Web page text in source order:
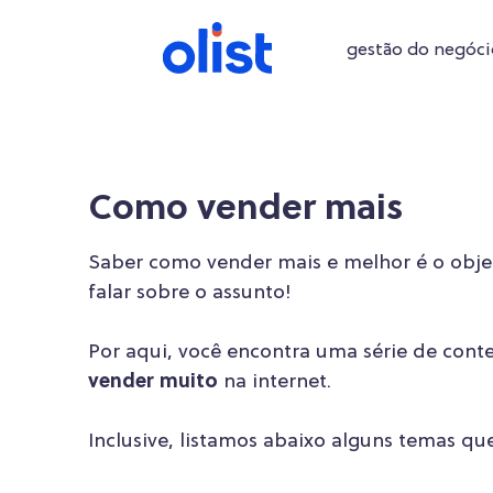
gestão do
Como vender mais
Saber como vender mais e melhor é o
falar sobre o assunto!
Por aqui, você encontra uma série de
vender muito na internet.
Inclusive, listamos abaixo alguns temas